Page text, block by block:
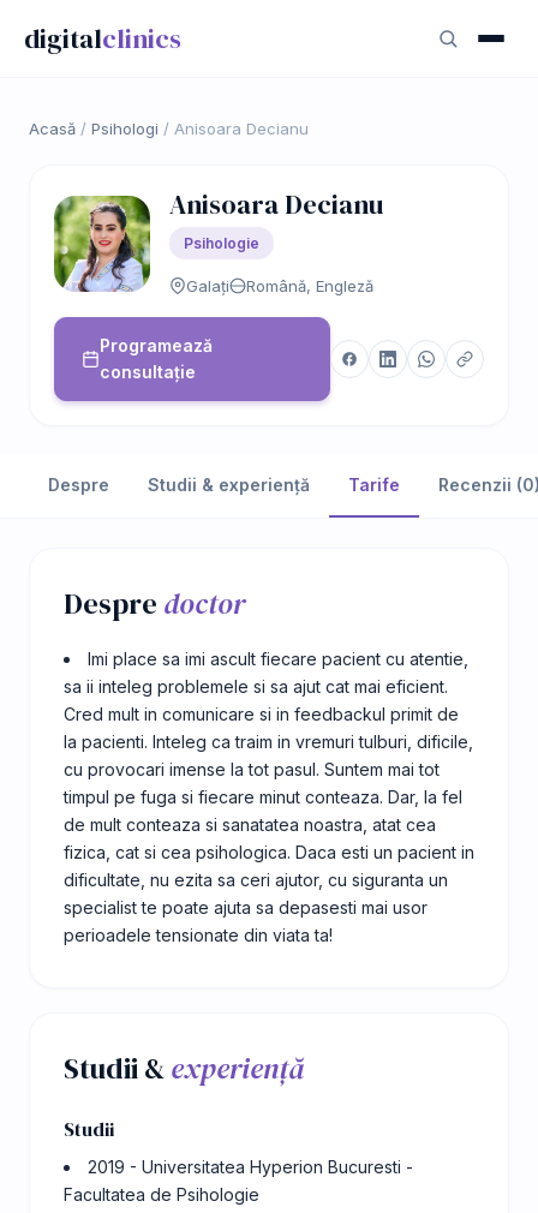
digitalclinics
Acasă / Psihologi / Anisoara Decianu
Anisoara Decianu
Psihologie
Galați Română, Engleză
Programează
consultație
Despre Studii & experiență Tarife Recenzii
Despre doctor
Imi place sa imi ascult fiecare pacient cu atentie,
sa ii inteleg problemele si sa ajut cat mai eficient.
Cred mult in comunicare si in feedbackul primit de
la pacienti. Inteleg ca traim in vremuri tulburi, dificile,
cu provocari imense la tot pasul. Suntem mai tot
timpul pe fuga si fiecare minut conteaza. Dar, la fel
de mult conteaza si sanatatea noastra, atat cea
fizica, cat si cea psihologica. Daca esti un pacient in
dificultate, nu ezita sa ceri ajutor, cu siguranta un
specialist te poate ajuta sa depasesti mai usor
perioadele tensionate din viata ta!
Studii &experiență
Studii
2019 - Universitatea Hyperion Bucuresti -
Facultatea de Psihologie